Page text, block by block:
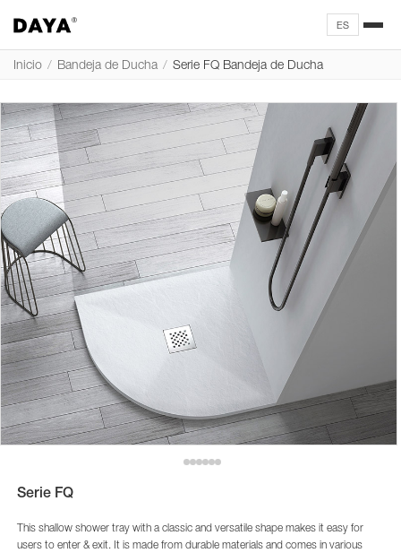
ES
Inicio / Bandeja de Ducha / Serie FQ Bandeja de Ducha
Serie FQ
This shallow shower tray with a classic and versatile shape makes it easy for
users to enter & exit. It is made from durable materials and comes in various